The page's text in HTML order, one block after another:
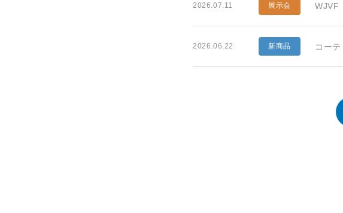
2026.07.11 展示会 WJVF
2026.06.22 新商品 コー